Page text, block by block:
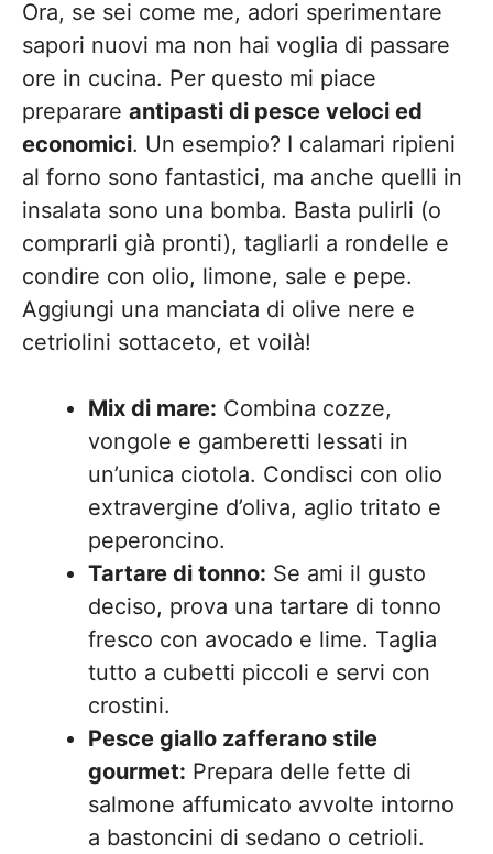
Ora, se sei come me, adori sperimentare
sapori nuovi ma non hai voglia di passare
ore in cucina. Per questo mi piace
preparare antipasti di pesce veloci ed
economici. Un esempio? I calamari ripieni
al forno sono fantastici, ma anche quelli in
insalata sono una bomba. Basta pulirli (o
comprarli già pronti), tagliarli a rondelle e
condire con olio, limone, sale e pepe.
Aggiungi una manciata di olive nere e
cetriolini sottaceto, et voilà!
Mix di mare: Combina cozze,
vongole e gamberetti lessati in
un’unica ciotola. Condisci con olio
extravergine d’oliva, aglio tritato e
peperoncino.
Tartare di tonno: Se ami il gusto
deciso, prova una tartare di tonno
fresco con avocado e lime. Taglia
tutto a cubetti piccoli e servi con
crostini.
Pesce giallo zafferano stile
gourmet: Prepara delle fette di
salmone affumicato avvolte intorno
a bastoncini di sedano o cetrioli.